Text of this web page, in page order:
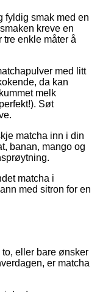
fyldig smak med en
kreve en
tre enkle måter å
med litt
da kan
melk
Søt
matcha inn i din
banan, mango og
matcha i
med sitron for en
eller bare ønsker
er matcha